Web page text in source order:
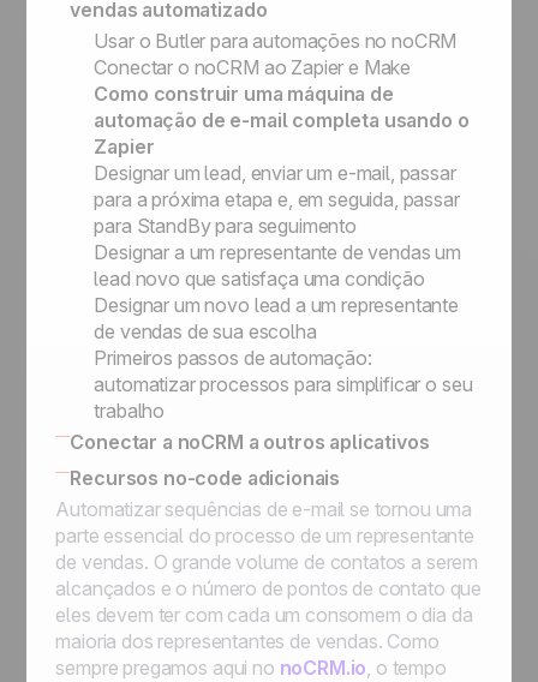
Gatilhos e ações no-code
vendas automatizado
Usar o Butler para automações no noCRM
Conectar o noCRM ao Zapier e Make
Como construir uma máquina de
automação de e-mail completa usando o
Zapier
Designar um lead, enviar um e-mail, passar
para a próxima etapa e, em seguida, passar
para StandBy para seguimento
Designar a um representante de vendas um
lead novo que satisfaça uma condição
Designar um novo lead a um representante
de vendas de sua escolha
Primeiros passos de automação:
automatizar processos para simplificar o seu
trabalho
Conectar a noCRM a outros aplicativos
Connect Information System
Conectar a noCRM a outros aplicativos
Recursos no-code adicionais
Automatizar sequências de e-mail se tornou uma
parte essencial do processo de um representante
de vendas. O grande volume de contatos a serem
alcançados e o número de pontos de contato que
eles devem ter com cada um consomem o dia da
maioria dos representantes de vendas. Como
sempre pregamos aqui no noCRM.io, o tempo